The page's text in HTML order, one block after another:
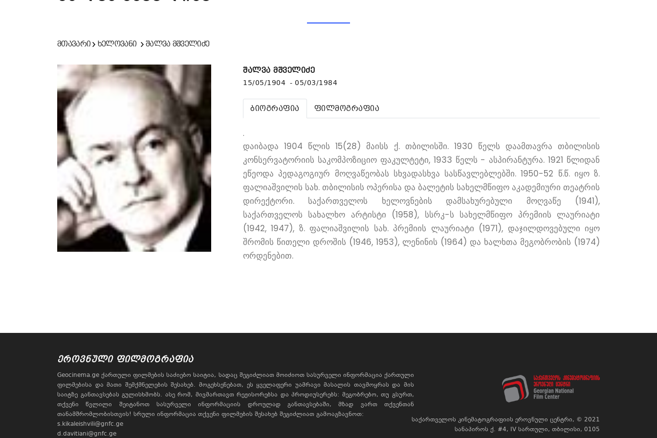
მთავარი ხელოვანი შალვა მშველიძე
შალვა მშველიძე
15/05/1904 - 05/03/1984
ბიოგრაფია ფილმოგრაფია
.
დაიბადა 1904 წლის 15(28) მაისს ქ. თბილისში. 1930 წელს დაამთავრა თბილისის
კონსერვატორიის საკომპოზიციო ფაკულტეტი, 1933 წელს - ასპირანტურა. 1921 წლიდან
ეწეოდა პედაგოგიურ მოღვაწეობას სხვადასხვა სასწავლებლებში. 1950-52 წ.წ. იყო ზ.
ფალიაშვილის სახ. თბილისის ოპერისა და ბალეტის სახელმწიფო აკადემიური თეატრის
დირექტორი. საქართველოს ხელოვნების დამსახურებული მოღვაწე (1941),
საქართველოს სახალხო არტისტი (1958), სსრკ-ს სახელმწიფო პრემიის ლაურიატი
(1942, 1947), ზ. ფალიაშვილის სახ. პრემიის ლაურიატი (1971), დაჯილდოვებული იყო
შრომის წითელი დროშის (1946, 1953), ლენინის (1964) და ხალხთა მეგობრობის (1974)
ორდენებით.
ᲔᲠᲝᲕᲜᲣᲚᲘ ᲤᲘᲚᲛᲝᲒᲠᲐᲤᲘᲐ
Geocinema.ge ქართული ფილმების საძიებო საიტია, სადაც შეგიძლიათ მოიძიოთ სასურველი ინფორმაცია ქართული
ფილმებისა და მათი შემქმნელების შესახებ. მოგეხსენებათ, ეს ყველაფერი უამრავი მასალის თავმოყრას და მის
საიტზე განთავსებას გულისხმობს. ასე რომ, მივმართავთ რეჟისორებსა და პროდიუსერებს: მეგობრებო, თუ გსურთ,
თქვენი წვლილი შეიტანოთ სასურველი ინფორმაციის დროულად განთავსებაში, მზად ვართ თქვენთან
თანამშრომლობისთვის! სრული ინფორმაცია თქვენი ფილმების შესახებ შეგიძლიათ გამოაგზავნოთ:
s.kikaleishvili@gnfc.ge
d.davitiani@gnfc.ge
საქართველოს კინემატოგრაფიის ეროვნული ცენტრი, © 2021
სანაპიროს ქ. #4, IV სართული, თბილისი, 0105